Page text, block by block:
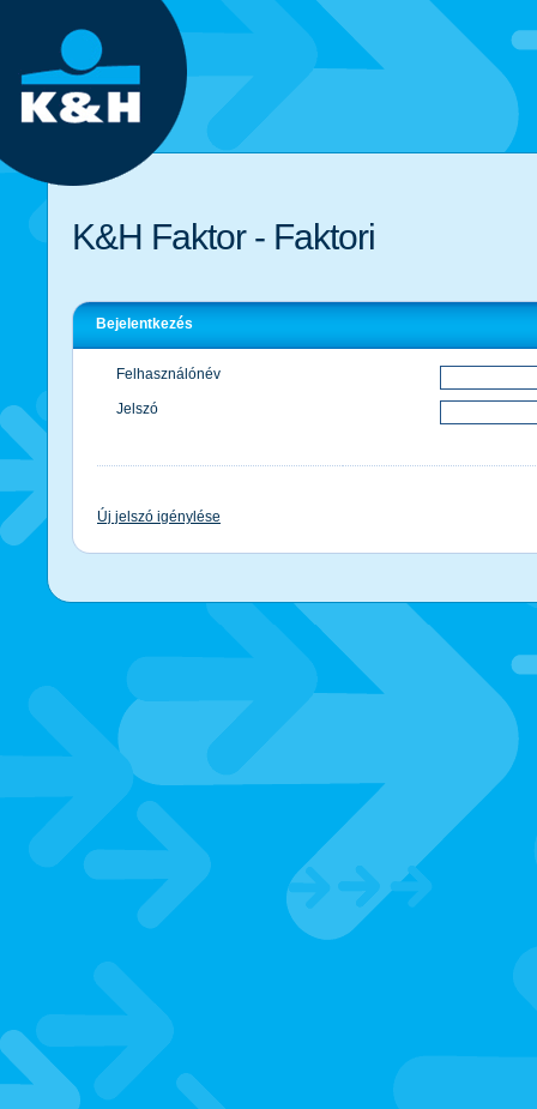
K&H Faktor - Faktori
Bejelentkezés
Felhasználónév
Jelszó
Új jelszó igénylése